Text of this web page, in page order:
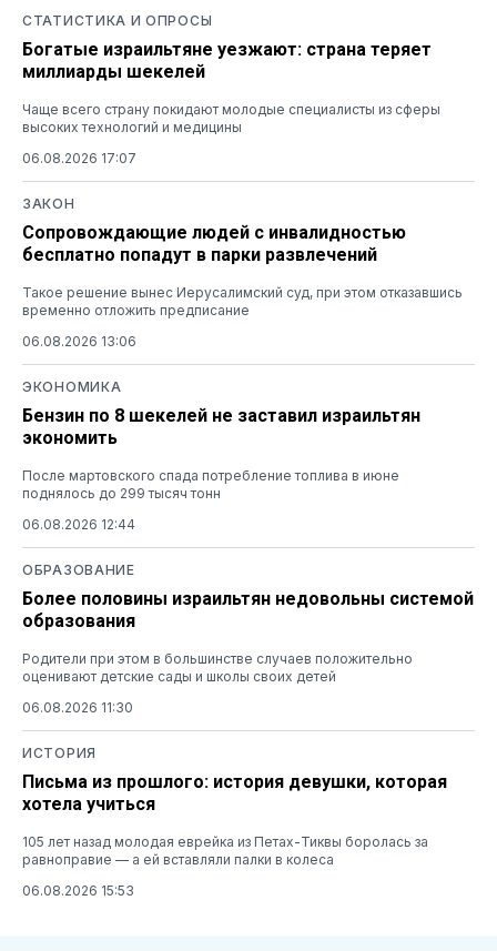
СТАТИСТИКА И ОПРОСЫ
Богатые израильтяне уезжают: страна теряет
миллиарды шекелей
Чаще всего страну покидают молодые специалисты из сферы
высоких технологий и медицины
06.08.2026 17:07
ЗАКОН
Сопровождающие людей с инвалидностью
бесплатно попадут в парки развлечений
Такое решение вынес Иерусалимский суд, при этом отказавшись
временно отложить предписание
06.08.2026 13:06
ЭКОНОМИКА
Бензин по 8 шекелей не заставил израильтян
экономить
После мартовского спада потребление топлива в июне
поднялось до 299 тысяч тонн
06.08.2026 12:44
ОБРАЗОВАНИЕ
Более половины израильтян недовольны системой
образования
Родители при этом в большинстве случаев положительно
оценивают детские сады и школы своих детей
06.08.2026 11:30
ИСТОРИЯ
Письма из прошлого: история девушки, которая
хотела учиться
105 лет назад молодая еврейка из Петах-Тиквы боролась за
равноправие — а ей вставляли палки в колеса
06.08.2026 15:53